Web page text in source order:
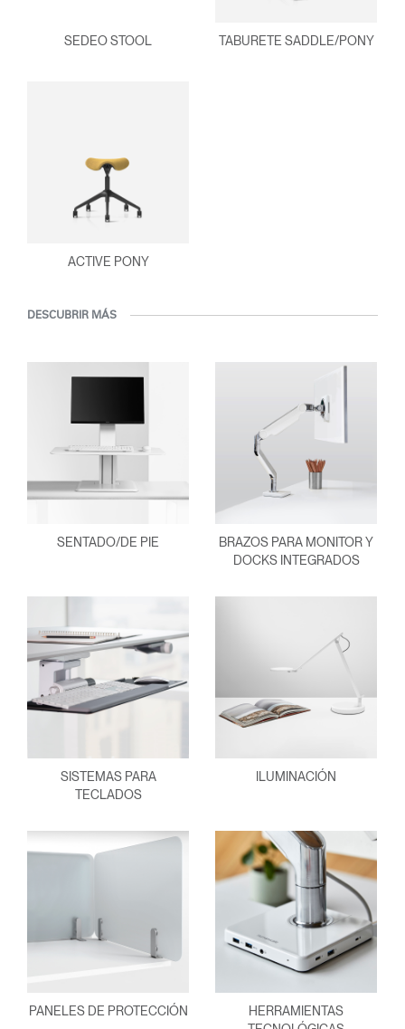
SEDEO STOOL TABURETE SADDLE/PONY
ACTIVE PONY
DESCUBRIR MÁS
SENTADO/DE PIE
BRAZOS PARA MONITOR Y
DOCKS INTEGRADOS
SISTEMAS PARA
TECLADOS
ILUMINACIÓN
PANELES DE PROTECCIÓN
HERRAMIENTAS